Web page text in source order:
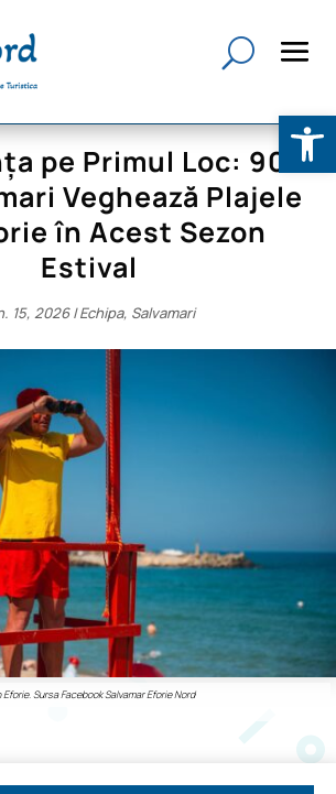
pe Primul Loc: 90
Veghează Plajele
în Acest Sezon
Estival
15, 2026|Echipa, Salvamari
Sursa Facebook Salvamar Eforie Nord